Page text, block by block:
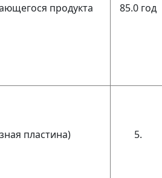
продукта 85.0 год
пластина) 5.